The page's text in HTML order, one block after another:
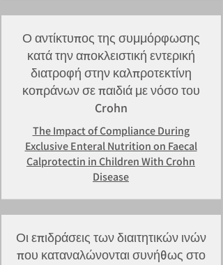
Ο αντίκτυπος της συμμόρφωσης
κατά την αποκλειστική εντερική
διατροφή στην καλπροτεκτίνη
κοπράνων σε παιδιά με νόσο του
Crohn
The Impact of Compliance During
Exclusive Enteral Nutrition on Faecal
Calprotectin in Children With Crohn
Disease
Οι επιδράσεις των διαιτητικών ινών
που καταναλώνονται συνήθως στο